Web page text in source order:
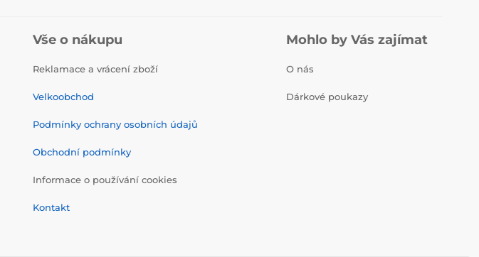
Vše o nákupu
Reklamace a vrácení zboží
Velkoobchod
Podmínky ochrany osobních údajů
Obchodní podmínky
Informace o používání cookies
Kontakt
Mohlo by Vás zajímat
O nás
Dárkové poukazy